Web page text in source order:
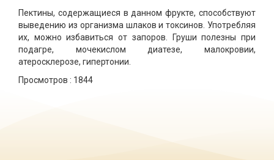
Пектины, содержащиеся в данном фрукте, способствуют
выведению из организма шлаков и токсинов. Употребляя
их, можно избавиться от запоров. Груши полезны при
подагре, мочекислом диатезе, малокровии,
атеросклерозе, гипертонии.
Просмотров : 1844